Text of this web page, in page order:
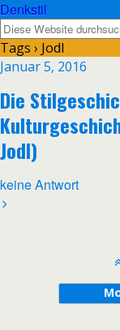
Denkstil
Tags › Jodl
Januar 5, 2016
Die
Jodl)
keine Antwort